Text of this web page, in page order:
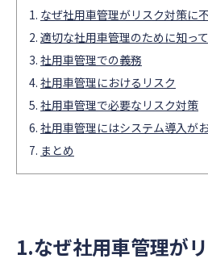
なぜ社用車管理がリスク対策に
適切な社用車管理のために知っ
社用車管理での義務
社用車管理におけるリスク
社用車管理で必要なリスク対策
社用車管理にはシステム導入が
まとめ
1.なぜ社用車管理が